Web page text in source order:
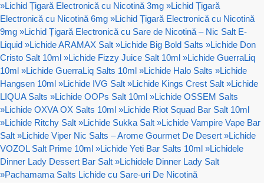
»Lichid Țigară Electronică cu Nicotină 3mg »Lichid Țigară
Electronică cu Nicotină 6mg »Lichid Țigară Electronică cu Nicotină
9mg »Lichid Țigară Electronică cu Sare de Nicotină – Nic Salt E-
Liquid »Lichide ARAMAX Salt »Lichide Big Bold Salts »Lichide Don
Cristo Salt 10ml »Lichide Fizzy Juice Salt 10ml »Lichide GuerraLiq
10ml »Lichide GuerraLiq Salts 10ml »Lichide Halo Salts »Lichide
Hangsen 10ml »Lichide IVG Salt »Lichide Kings Crest Salt »Lichide
LIQUA Salts »Lichide OOPs Salt 10ml »Lichide OSSEM Salts
»Lichide OXVA OX Salts 10ml »Lichide Riot Squad Bar Salt 10ml
»Lichide Ritchy Salt »Lichide Sukka Salt »Lichide Vampire Vape Bar
Salt »Lichide Viper Nic Salts – Arome Gourmet De Desert »Lichide
VOZOL Salt Prime 10ml »Lichide Yeti Bar Salts 10ml »Lichidele
Dinner Lady Dessert Bar Salt »Lichidele Dinner Lady Salt
»Pachamama Salts Lichide cu Sare-uri De Nicotină